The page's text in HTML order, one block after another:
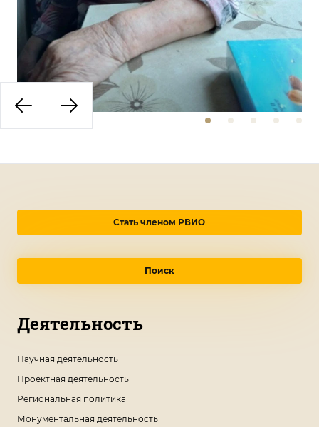
Стать членом РВИО
Поиск
Деятельность
Научная деятельность
Проектная деятельность
Региональная политика
Монументальная деятельность